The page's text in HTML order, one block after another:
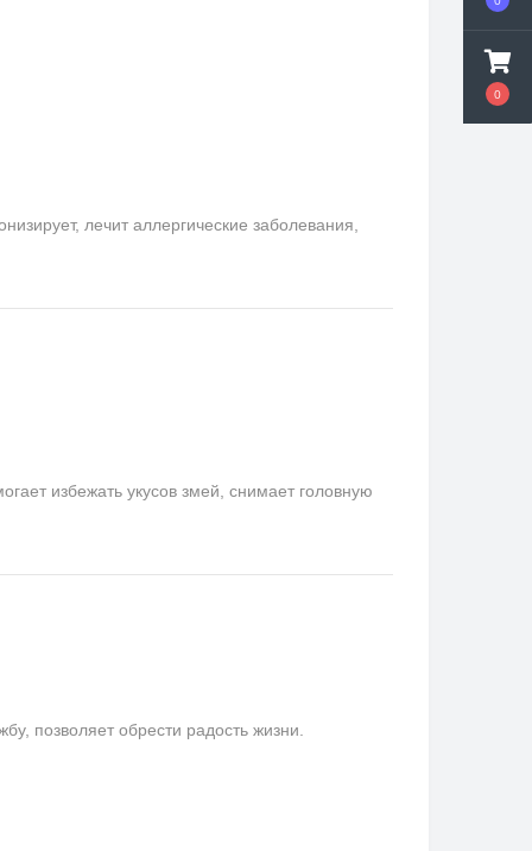
0
лечит аллергические заболевания,
избежать укусов змей, снимает головную
позволяет обрести радость жизни.